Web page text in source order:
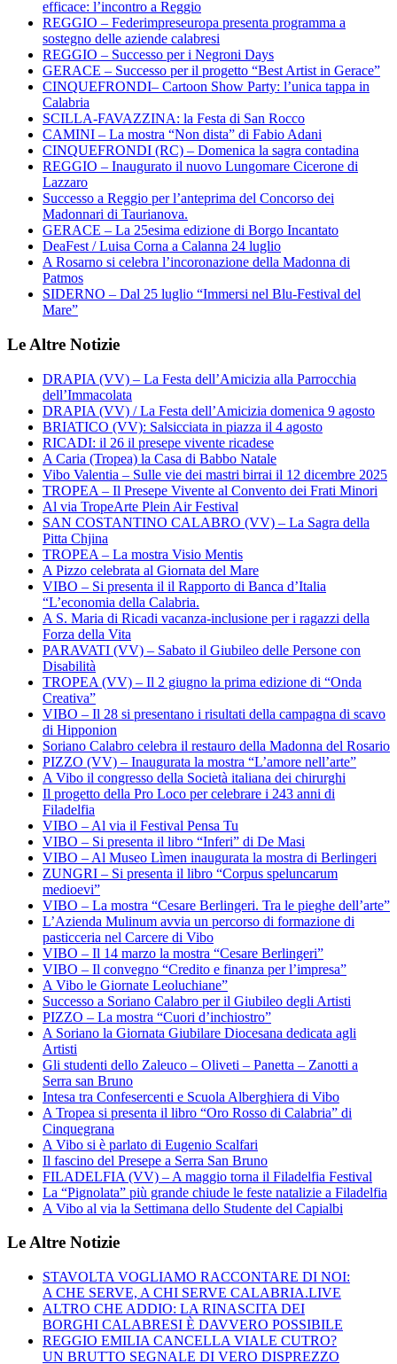
efficace: l’incontro a Reggio
REGGIO – Federimpreseuropa presenta programma a
sostegno delle aziende calabresi
REGGIO – Successo per i Negroni Days
GERACE – Successo per il progetto “Best Artist in Gerace”
CINQUEFRONDI– Cartoon Show Party: l’unica tappa in
Calabria
SCILLA-FAVAZZINA: la Festa di San Rocco
CAMINI – La mostra “Non dista” di Fabio Adani
CINQUEFRONDI (RC) – Domenica la sagra contadina
REGGIO – Inaugurato il nuovo Lungomare Cicerone di
Lazzaro
Successo a Reggio per l’anteprima del Concorso dei
Madonnari di Taurianova.
GERACE – La 25esima edizione di Borgo Incantato
DeaFest / Luisa Corna a Calanna 24 luglio
A Rosarno si celebra l’incoronazione della Madonna di
Patmos
SIDERNO – Dal 25 luglio “Immersi nel Blu-Festival del
Mare”
Le Altre Notizie
DRAPIA (VV) – La Festa dell’Amicizia alla Parrocchia
dell’Immacolata
DRAPIA (VV) / La Festa dell’Amicizia domenica 9 agosto
BRIATICO (VV): Salsicciata in piazza il 4 agosto
RICADI: il 26 il presepe vivente ricadese
A Caria (Tropea) la Casa di Babbo Natale
Vibo Valentia – Sulle vie dei mastri birrai il 12 dicembre 2025
TROPEA – Il Presepe Vivente al Convento dei Frati Minori
Al via TropeArte Plein Air Festival
SAN COSTANTINO CALABRO (VV) – La Sagra della
Pitta Chjina
TROPEA – La mostra Visio Mentis
A Pizzo celebrata al Giornata del Mare
VIBO – Si presenta il il Rapporto di Banca d’Italia
“L’economia della Calabria.
A S. Maria di Ricadi vacanza-inclusione per i ragazzi della
Forza della Vita
PARAVATI (VV) – Sabato il Giubileo delle Persone con
Disabilità
TROPEA (VV) – Il 2 giugno la prima edizione di “Onda
Creativa”
VIBO – Il 28 si presentano i risultati della campagna di scavo
di Hipponion
Soriano Calabro celebra il restauro della Madonna del Rosario
PIZZO (VV) – Inaugurata la mostra “L’amore nell’arte”
A Vibo il congresso della Società italiana dei chirurghi
Il progetto della Pro Loco per celebrare i 243 anni di
Filadelfia
VIBO – Al via il Festival Pensa Tu
VIBO – Si presenta il libro “Inferi” di De Masi
VIBO – Al Museo Lìmen inaugurata la mostra di Berlingeri
ZUNGRI – Si presenta il libro “Corpus speluncarum
medioevi”
VIBO – La mostra “Cesare Berlingeri. Tra le pieghe dell’arte”
L’Azienda Mulinum avvia un percorso di formazione di
pasticceria nel Carcere di Vibo
VIBO – Il 14 marzo la mostra “Cesare Berlingeri”
VIBO – Il convegno “Credito e finanza per l’impresa”
A Vibo le Giornate Leoluchiane”
Successo a Soriano Calabro per il Giubileo degli Artisti
PIZZO – La mostra “Cuori d’inchiostro”
A Soriano la Giornata Giubilare Diocesana dedicata agli
Artisti
Gli studenti dello Zaleuco – Oliveti – Panetta – Zanotti a
Serra san Bruno
Intesa tra Confesercenti e Scuola Alberghiera di Vibo
A Tropea si presenta il libro “Oro Rosso di Calabria” di
Cinquegrana
A Vibo si è parlato di Eugenio Scalfari
Il fascino del Presepe a Serra San Bruno
FILADELFIA (VV) – A maggio torna il Filadelfia Festival
La “Pignolata” più grande chiude le feste natalizie a Filadelfia
A Vibo al via la Settimana dello Studente del Capialbi
Le Altre Notizie
STAVOLTA VOGLIAMO RACCONTARE DI NOI:
A CHE SERVE, A CHI SERVE CALABRIA.LIVE
ALTRO CHE ADDIO: LA RINASCITA DEI
BORGHI CALABRESI È DAVVERO POSSIBILE
REGGIO EMILIA CANCELLA VIALE CUTRO?
UN BRUTTO SEGNALE DI VERO DISPREZZO